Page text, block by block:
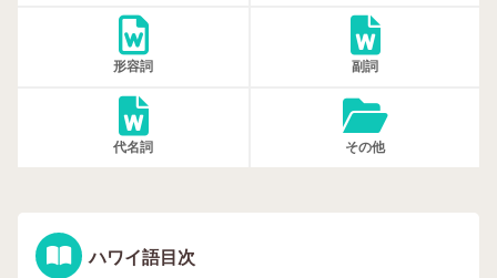
形容詞 副詞
代名詞 その他
ハワイ語目次